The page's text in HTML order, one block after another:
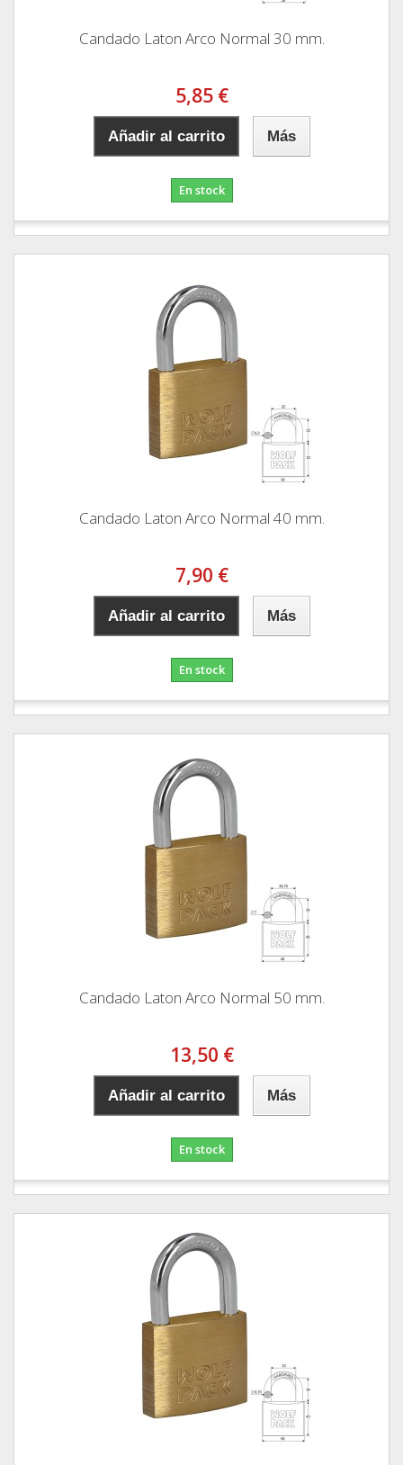
Candado Laton Arco Normal 30 mm.
5,85 €
Añadir al carrito Más
En stock
Candado Laton Arco Normal 40 mm.
7,90 €
Añadir al carrito Más
En stock
Candado Laton Arco Normal 50 mm.
13,50 €
Añadir al carrito Más
En stock